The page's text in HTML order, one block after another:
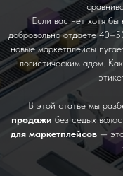
Если вас нет хотя бы
добровольно отдаете
новые маркетплейсы
логистическим адом.
В этой статье мы
продажи без седых
для маркетплейсов— это